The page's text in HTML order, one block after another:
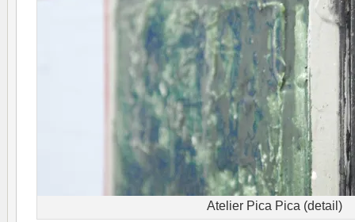
Atelier Pica Pica (detail)